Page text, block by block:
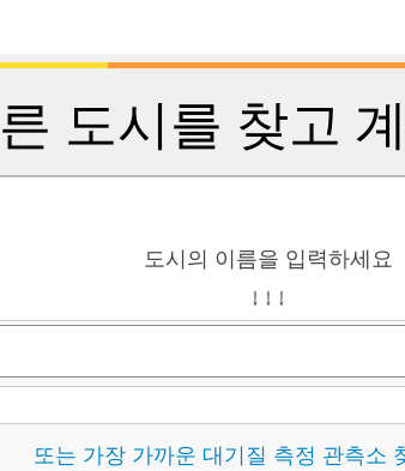
도시를 찾고
도시의 이름을 입력하세요
↓ ↓ ↓
또는 가장 가까운 대기질 측정 관측소